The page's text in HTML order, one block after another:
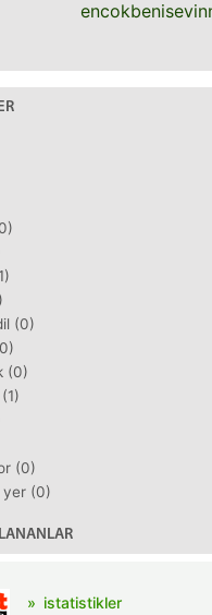
(0)
(0)
(0)
yer (0)
istatistikler